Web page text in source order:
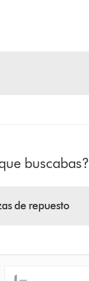
buscabas?
de repuesto